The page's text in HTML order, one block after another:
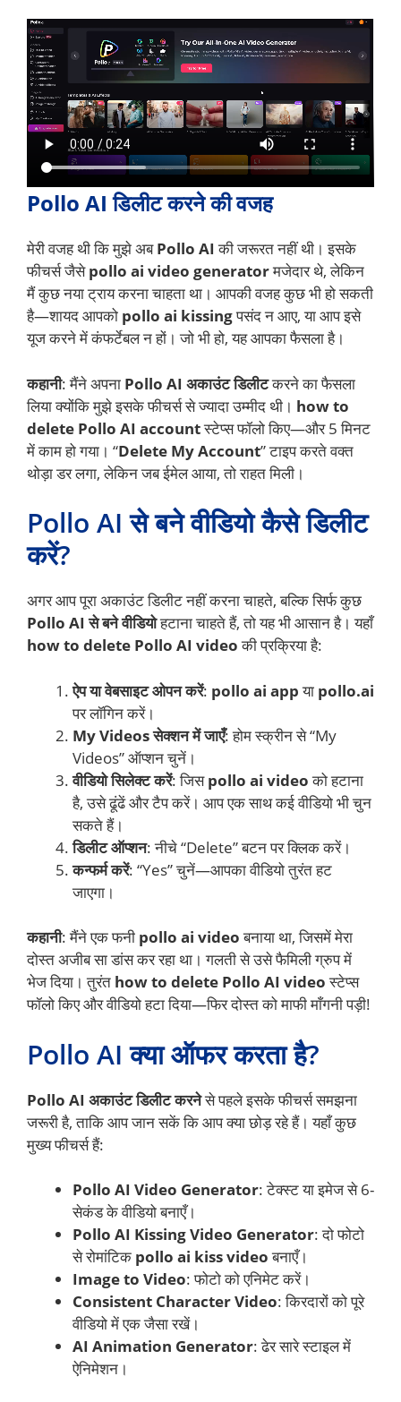
Pollo AI डिलीट करने की वजह
मेरी वजह थी कि मुझे अबPollo AI की जरूरत नहीं थी। इसके
फीचर्स जैसेpollo ai video generatorमजेदार थे, लेकिन
मैं कुछ नया ट्राय करना चाहता था। आपकी वजह कुछ भी हो सकती
है—शायद आपको pollo ai kissingपसंद न आए, या आप इसे
यूज करने में कंफर्टेबल न हों। जो भी हो, यह आपका फैसला है।
कहानी: मैंने अपना Pollo AI अकाउंट डिलीटकरने का फैसला
लिया क्योंकि मुझे इसके फीचर्स से ज्यादा उम्मीद थी। how to
delete Pollo AI accountस्टेप्स फॉलो किए—और 5 मिनट
में काम हो गया। “Delete My Account” टाइप करते वक्त
थोड़ा डर लगा, लेकिन जब ईमेल आया, तो राहत मिली।
Pollo AI से बने वीडियो कैसे डिलीट
करें?
अगर आप पूरा अकाउंट डिलीट नहीं करना चाहते, बल्कि सिर्फ कुछ
Pollo AI से बने वीडियोहटाना चाहते हैं, तो यह भी आसान है। यहाँ
how to delete Pollo AI videoकी प्रक्रिया है:
ऐप या वेबसाइट ओपन करें: pollo ai appया pollo.ai
पर लॉगिन करें।
My Videos सेक्शन में जाएँ: होम स्क्रीन से “My
Videos” ऑप्शन चुनें।
वीडियो सिलेक्ट करें: जिसpollo ai videoको हटाना
है, उसे ढूंढें और टैप करें। आप एक साथ कई वीडियो भी चुन
सकते हैं।
डिलीट ऑप्शन: नीचे “Delete” बटन पर क्लिक करें।
कन्फर्म करें: “Yes” चुनें—आपका वीडियो तुरंत हट
जाएगा।
कहानी: मैंने एक फनी pollo ai videoबनाया था, जिसमें मेरा
दोस्त अजीब सा डांस कर रहा था। गलती से उसे फैमिली ग्रुप में
भेज दिया। तुरंत how to delete Pollo AI videoस्टेप्स
फॉलो किए और वीडियो हटा दिया—फिर दोस्त को माफी माँगनी पड़ी!
Pollo AI क्या ऑफर करता है?
Pollo AI अकाउंट डिलीट करनेसे पहले इसके फीचर्स समझना
जरूरी है, ताकि आप जान सकें कि आप क्या छोड़ रहे हैं। यहाँ कुछ
मुख्य फीचर्स हैं:
Pollo AI Video Generator: टेक्स्ट या इमेज से 6-
सेकंड के वीडियो बनाएँ।
Pollo AI Kissing Video Generator: दो फोटो
से रोमांटिक pollo ai kiss videoबनाएँ।
Image to Video: फोटो को एनिमेट करें।
Consistent Character Video: किरदारों को पूरे
वीडियो में एक जैसा रखें।
AI Animation Generator: ढेर सारे स्टाइल में
ऐनिमेशन।